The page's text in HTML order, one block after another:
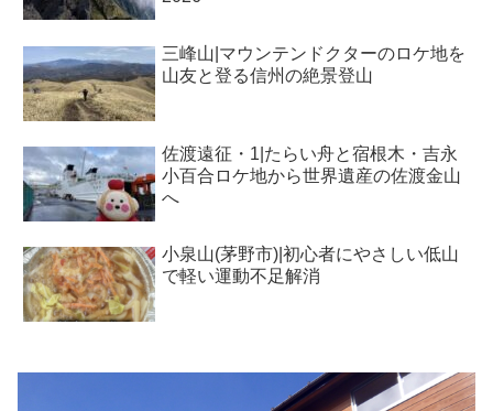
三峰山|マウンテンドクターのロケ地を
山友と登る信州の絶景登山
佐渡遠征・1|たらい舟と宿根木・吉永
小百合ロケ地から世界遺産の佐渡金山
へ
小泉山(茅野市)|初心者にやさしい低山
で軽い運動不足解消